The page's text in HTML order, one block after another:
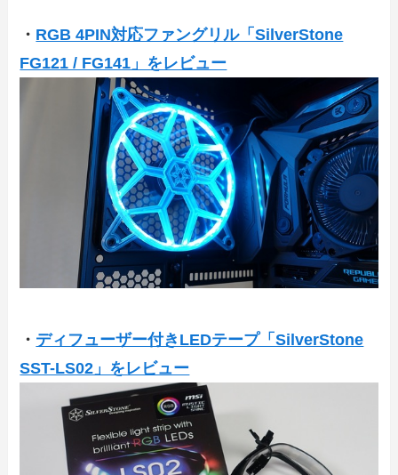
・ RGB 4PIN対応ファングリル「SilverStone
FG121 / FG141」をレビュー
・ ディフューザー付きLEDテープ「SilverStone
SST-LS02」をレビュー